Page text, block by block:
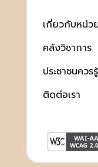
เกี่ยวกับหน่ว
คลังวิชาการ
ประชาชนควรรู้
ติดต่อเรา